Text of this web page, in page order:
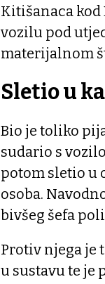
Kitišanaca kod
vozilu pod
materijalnom
Sletio u
Bio je toliko
sudario s
potom sletio u
osoba.
bivšeg šefa
Protiv njega je
u sustavu te je